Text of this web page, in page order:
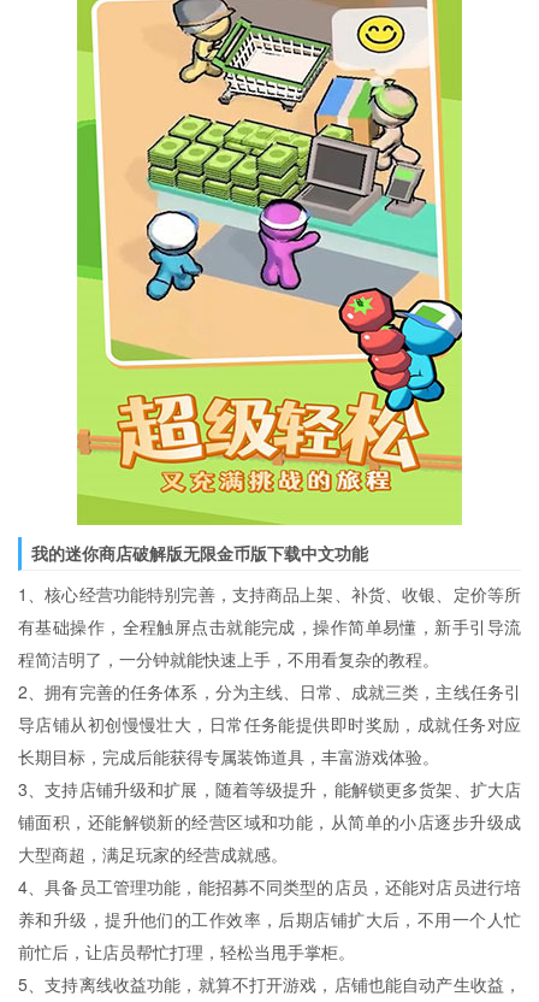
我的迷你商店破解版无限金币版下载中文功能
1、核心经营功能特别完善，支持商品上架、补货、收银、定价等所
有基础操作，全程触屏点击就能完成，操作简单易懂，新手引导流
程简洁明了，一分钟就能快速上手，不用看复杂的教程。
2、拥有完善的任务体系，分为主线、日常、成就三类，主线任务引
导店铺从初创慢慢壮大，日常任务能提供即时奖励，成就任务对应
长期目标，完成后能获得专属装饰道具，丰富游戏体验。
3、支持店铺升级和扩展，随着等级提升，能解锁更多货架、扩大店
铺面积，还能解锁新的经营区域和功能，从简单的小店逐步升级成
大型商超，满足玩家的经营成就感。
4、具备员工管理功能，能招募不同类型的店员，还能对店员进行培
养和升级，提升他们的工作效率，后期店铺扩大后，不用一个人忙
前忙后，让店员帮忙打理，轻松当甩手掌柜。
5、支持离线收益功能，就算不打开游戏，店铺也能自动产生收益，